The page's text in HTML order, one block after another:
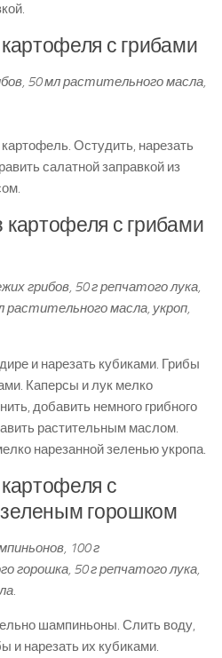
с грибами
50 мл растительного масла,
Остудить, нарезать
салатной заправкой из
с грибами
грибов, 50 г репчатого лука,
растительного масла, укроп,
и нарезать кубиками. Грибы
Каперсы и лук мелко
добавить немного грибного
растительным маслом.
нарезанной зеленью укропа.
с
горошком
100 г
горошка, 50 г репчатого лука,
шампиньоны. Слить воду,
и нарезать их кубиками.